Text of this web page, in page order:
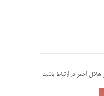
احمر در ارتباط باشید